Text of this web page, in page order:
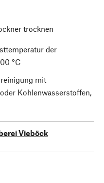
trocknen
der
°C
mit
Kohlenwasserstoffen,
Vieböck